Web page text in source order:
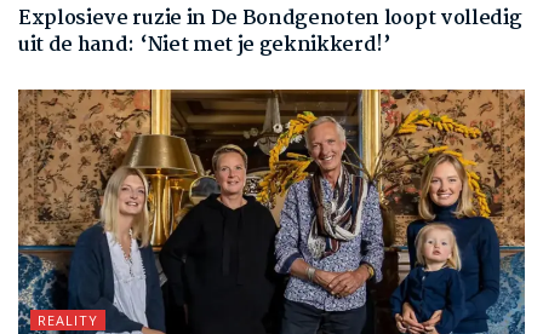
Explosieve ruzie in De Bondgenoten loopt volledig
uit de hand: ‘Niet met je geknikkerd!’
REALITY